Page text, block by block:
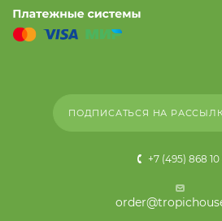
ПОДПИСАТЬСЯ НА
+7 (495) 868